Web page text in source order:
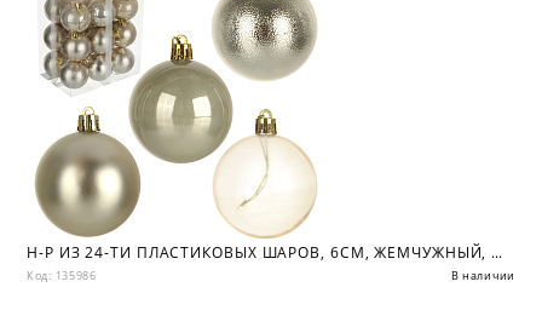
Н-Р ИЗ 24-ТИ ПЛАСТИКОВЫХ ШАРОВ, 6СМ, ЖЕМЧУЖНЫЙ, ШАМПАНЬ
Код: 135986 В наличии